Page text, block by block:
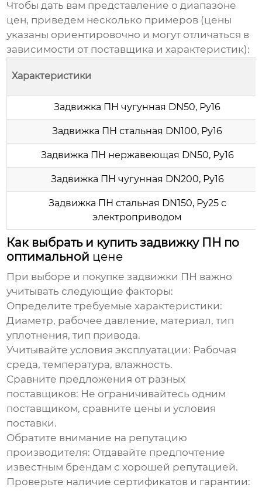
Чтобы дать вам представление о диапазоне
цен, приведем несколько примеров (цены
указаны ориентировочно и могут отличаться в
зависимости от поставщика и характеристик):
Характеристики
Задвижка ПН чугунная DN50, Ру16
Задвижка ПН стальная DN100, Ру16
Задвижка ПН нержавеющая DN50, Ру16
Задвижка ПН чугунная DN200, Ру16
Задвижка ПН стальная DN150, Ру25 с
электроприводом
Как выбрать и купить задвижку ПН по
оптимальной цене
При выборе и покупке задвижки ПН важно
учитывать следующие факторы:
Определите требуемые характеристики:
Диаметр, рабочее давление, материал, тип
уплотнения, тип привода.
Учитывайте условия эксплуатации: Рабочая
среда, температура, влажность.
Сравните предложения от разных
поставщиков: Не ограничивайтесь одним
поставщиком, сравните цены и условия
поставки.
Обратите внимание на репутацию
производителя: Отдавайте предпочтение
известным брендам с хорошей репутацией.
Проверьте наличие сертификатов и гарантии: